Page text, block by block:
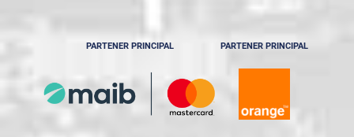
PARTENER PRINCIPAL PARTENER PRINCIPAL